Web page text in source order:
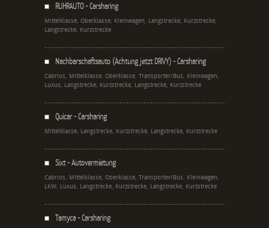
RUHRAUTO - Carsharing
Mittelklasse, Oberklasse, Kleinwagen, Langstrecke, Kurzstrecke,
Langstrecke, Kurzstrecke
Nachbarschaftsauto (Achtung jetzt DRIVY) - Carsharing
Cabrios, Mittelklasse, Oberklasse, Transporter/Bus, Kleinwagen,
Luxus, Langstrecke, Kurzstrecke, Langstrecke, Kurzstrecke
Quicar - Carsharing
Mittelklasse, Langstrecke, Kurzstrecke, Langstrecke, Kurzstrecke
Sixt - Autovermietung
Cabrios, Mittelklasse, Oberklasse, Transporter/Bus, Kleinwagen,
LKW, Luxus, Langstrecke, Kurzstrecke, Langstrecke, Kurzstrecke
Tamyca - Carsharing